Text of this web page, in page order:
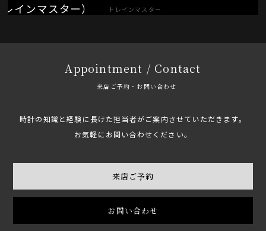
トレインマスター
Appointment / Contact
来店ご予約・お問い合わせ
時計の知識と経験に長けた担当者がご案内させていただきます。
お気軽にお問い合わせください。
来店ご予約
お問い合わせ